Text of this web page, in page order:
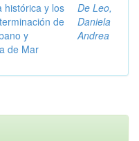
histórica y los
de
y
de Mar
De Leo,
Daniela
Andrea